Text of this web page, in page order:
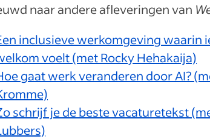
naar andere afleveringen van
inclusieve werkomgeving waarin
voelt (met Rocky Hehakaija)
gaat werk veranderen door AI?
schrijf je de beste vacaturetekst